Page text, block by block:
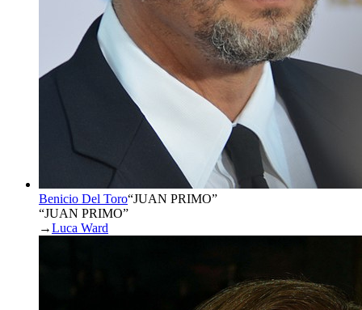
Benicio Del Toro“JUAN PRIMO”
“JUAN PRIMO”
→Luca Ward